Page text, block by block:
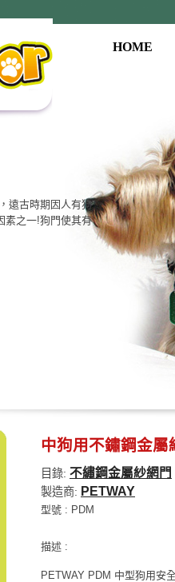
HOME
遠古時期因人有狗
素之一!狗門使其有
中狗用不鏽鋼金屬
目錄: 不繡鋼金屬紗網門
製造商: PETWAY
型號 : PDM
描述 :
PETWAY PDM 中型狗用安